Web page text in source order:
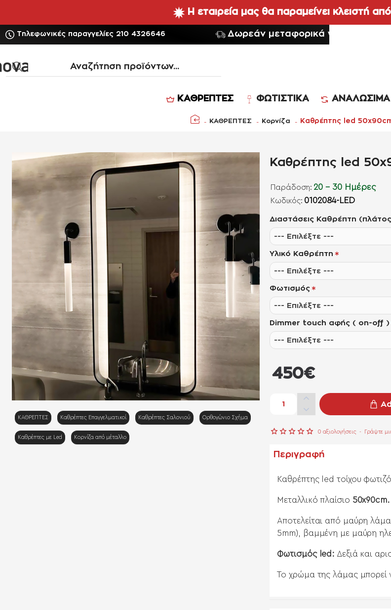
Η εταιρεία μας θα παραμείνει κλειστή
Τηλεφωνικές παραγγελίες 210 4326646 Δωρεάν μεταφορικά για όλες τις
Αναζήτηση
ΚΑΘΡΕΠΤΕΣ ΦΩΤΙΣΤΙΚΑ ΑΝΑΛΩΣΙΜΑ
ΚΑΘΡΕΠΤΕΣ Κορνίζα Καθρέπτης led
NEO
ΚΑΘΡΕΠΤΕΣ Καθρέπτες Επαγγελματικοί Καθρέπτες Σαλονιού Ορθογώνιο Σχήμα
Καθρέπτες με Led Κορνίζα από μέταλλο
Καθρέπτης led
Παράδοση: 20 - 30 Ημέρες
Kωδικός: 0102084-LED
0 αξιολογήσεις - Γράψτε
450€
Διαστάσεις Καθρέπτη
Υλικό Καθρέπτη
Φωτισμός
Dimmer touch αφής ( on-off )
Περιγραφή
Καθρέπτης led τοίχου
Μεταλλικό πλαίσιο 50x90cm.
Αποτελείται από μαύρη λάμα
5mm), βαμμένη με μαύρη
Φωτισμός led: Δεξιά και
Το χρώμα της λάμας μπορεί